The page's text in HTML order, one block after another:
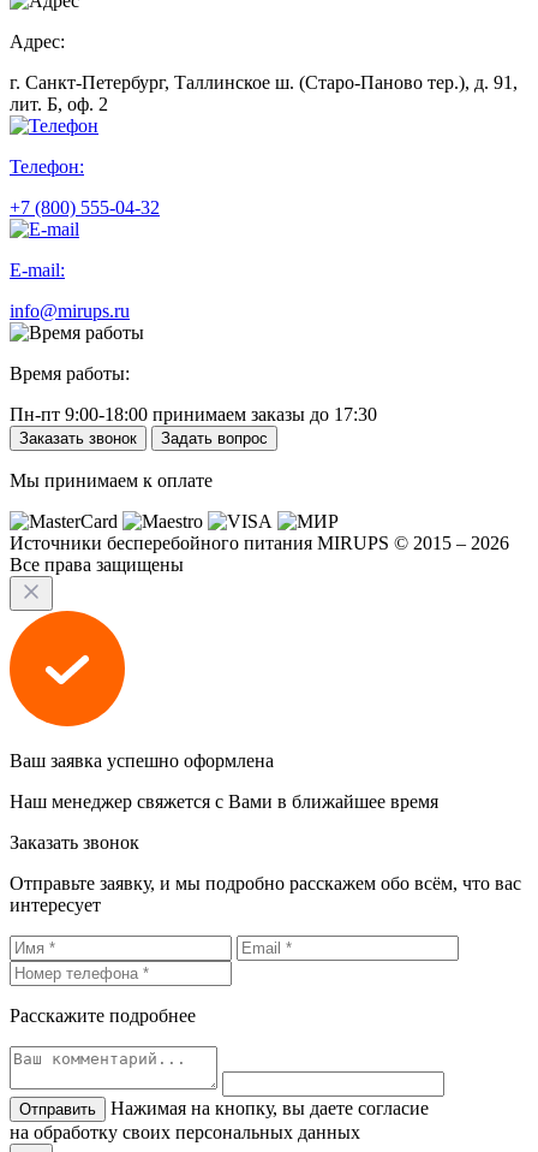
Адрес:
г. Санкт-Петербург, Таллинское ш. (Старо-Паново тер.), д. 91,
лит. Б, оф. 2
Телефон:
+7 (800) 555-04-32
E-mail:
info@mirups.ru
Время работы:
Пн-пт 9:00-18:00 принимаем заказы до 17:30
Заказать звонок Задать вопрос
Мы принимаем к оплате
Источники бесперебойного питания MIRUPS © 2015 – 2026
Все права защищены
Ваш заявка успешно оформлена
Наш менеджер свяжется с Вами в ближайшее время
Заказать звонок
Отправьте заявку, и мы подробно расскажем обо всём, что вас
интересует
Расскажите подробнее
Нажимая на кнопку, вы даете согласие
на обработку своих персональных данных